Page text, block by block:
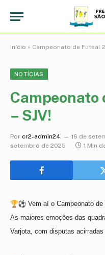
Início » Campeonato de Futsal
NOTÍCIAS
– SJV!
Por cr2-admin24 16 de
setembro de 2025
1 Min
Vem aí o Campeonato
As maiores emoções das
Varjota, com disputas